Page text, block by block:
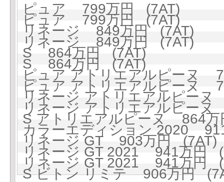
ピュア 799万円 (7AT)
ピュア 799万円 (7AT)
リネージ 849万円 (7AT)
リネージ 849万円 (7AT)
S 864万円 (7AT)
S 864万円 (7AT)
ピュア アトリエアルピーヌ
ピュア アトリエアルピーヌ
リネージ アトリエアルピー
リネージ アトリエアルピー
S アトリエアルピーヌ 864
カラーエディション 2020
リネージ GT 903万円 (7AT)
リネージ GT 2021 941万円
リネージ GT 2021 941万円
S ビトン リミテ 906万円